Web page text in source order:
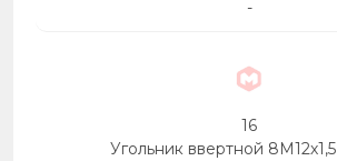
-
16
Угольник ввертной 8М12х1,5